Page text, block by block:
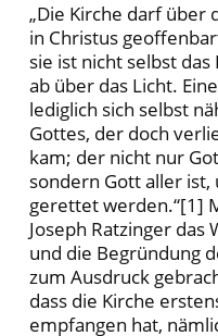
„Die Kirche darf über
in Christus
sie ist nicht selbst
ab über das Licht.
lediglich sich selbst
Gottes, der doch
kam; der nicht nur
sondern Gott aller ist,
gerettet werden.“[1]
Joseph Ratzinger das
und die Begründung
zum Ausdruck
dass die Kirche
empfangen hat,